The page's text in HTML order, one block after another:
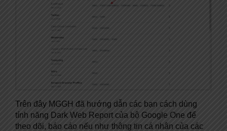
Trên đây MGGH đã hướng dẫn các bạn cách dùng
tính năng Dark Web Report của bộ Google One để
theo dõi, báo cáo nếu như thông tin cá nhân của các